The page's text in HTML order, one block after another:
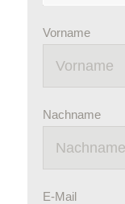
Vorname
Nachname
E-Mail